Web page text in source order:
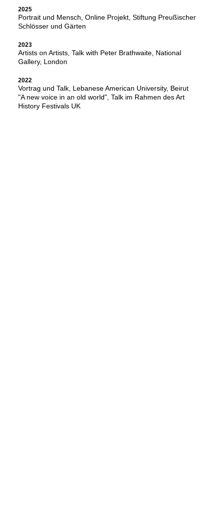
2025
Portrait und Mensch, Online Projekt, Stiftung Preußischer
Schlösser und Gärten
2023
Artists on Artists, Talk with Peter Brathwaite, National
Gallery, London
2022
Vortrag und Talk, Lebanese American University, Beirut
"A new voice in an old world", Talk im Rahmen des Art
History Festivals UK